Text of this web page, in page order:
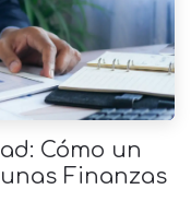
Cómo un
Finanzas